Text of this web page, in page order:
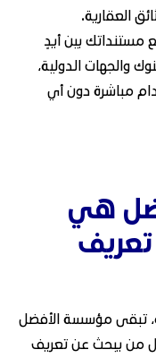
العقارية.
مستنداتك بين أيدٍ
والجهات الدولية،
مباشرة دون أي
هي
تعريف
تبقى مؤسسة الأفضل
من يبحث عن تعريف